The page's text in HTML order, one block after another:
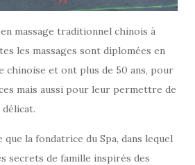
massage traditionnel chinois à
les massages sont diplomées en
chinoise et ont plus de 50 ans, pour
mais aussi pour leur permettre de
que la fondatrice du Spa, dans lequel
secrets de famille inspirés des